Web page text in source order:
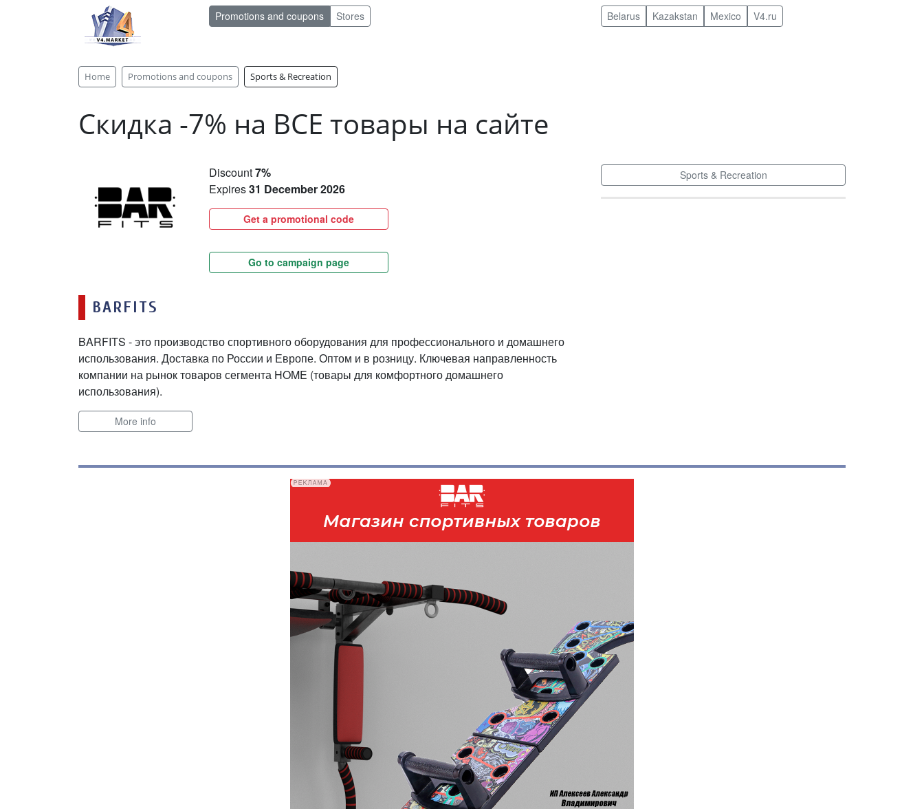
Promotions and coupons Stores Belarus Kazakstan Mexico V4.ru
Home Promotions and coupons Sports & Recreation
Скидка -7% на ВСЕ товары на сайте
Discount7%
Expires31 December 2026
Get a promotional code
Go to campaign page
BARFITS
BARFITS - это производство спортивного оборудования для профессионального и домашнего
использования. Доставка по России и Европе. Оптом и в розницу. Ключевая направленность
компании на рынок товаров сегмента HOME (товары для комфортного домашнего
использования).
More info
Sports & Recreation